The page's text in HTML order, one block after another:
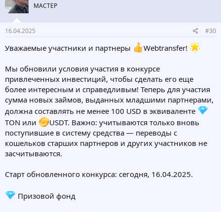
МАСТЕР
16.04.2025 #30
Уважаемые участники и партнеры Webtransfer!
Мы обновили условия участия в конкурсе
привлеченных инвестиций, чтобы сделать его еще
более интересным и справедливым! Теперь для участия
сумма новых займов, выданных младшими партнерами,
должна составлять не менее 100 USD в эквиваленте
TON или
USDT. Важно: учитываются только вновь
поступившие в систему средства — переводы с
кошельков старших партнеров и других участников не
засчитываются.
Старт обновленного конкурса: сегодня, 16.04.2025.
Призовой фонд